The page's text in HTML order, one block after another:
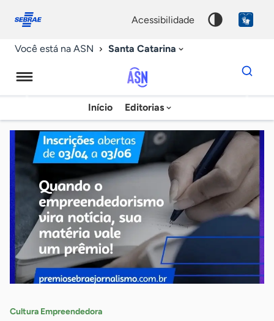
conosco
acessibilidade
Você está na ASN Santa Catarina
Agência
Sebrae
de
Notícias
Início Editorias
Dados
para
chave
Cultura Empreendedora